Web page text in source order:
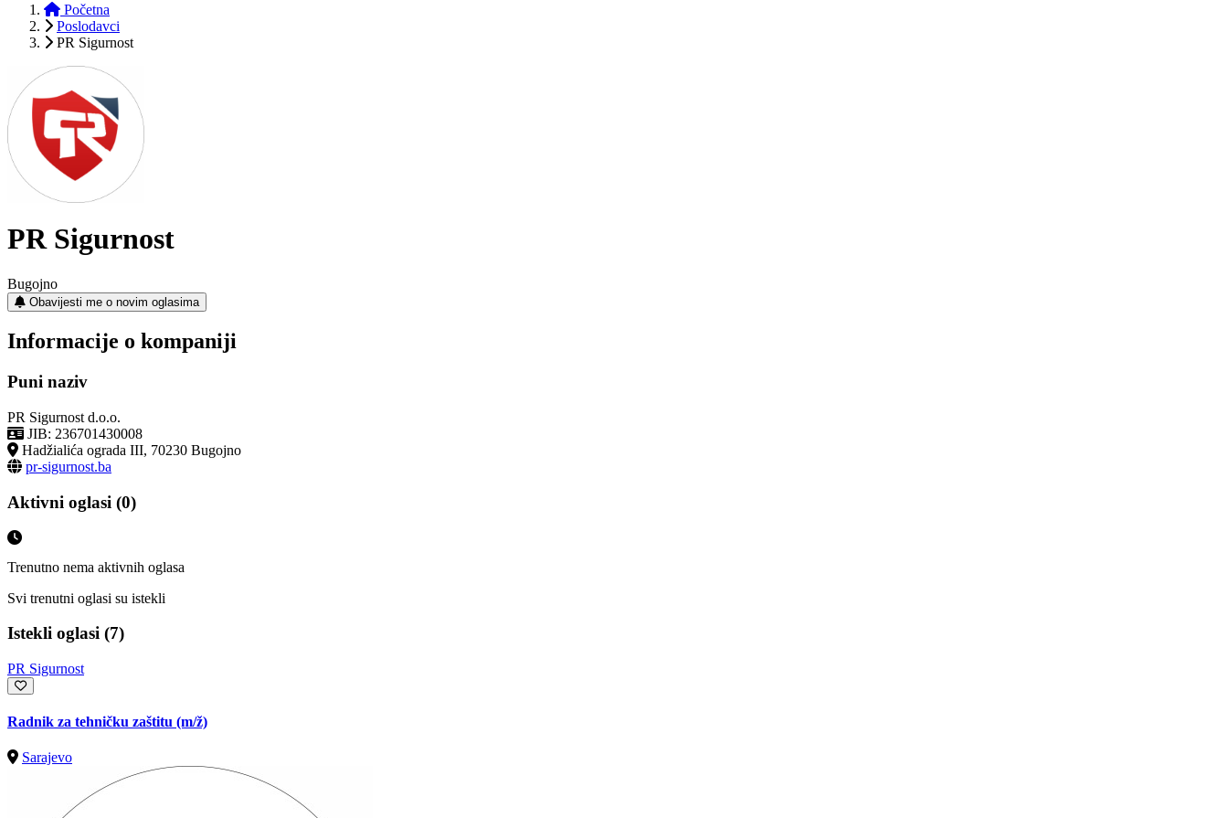
Početna
Poslodavci
PR Sigurnost
PR Sigurnost
Bugojno
Obavijesti me o novim oglasima
Informacije o kompaniji
Puni naziv
PR Sigurnost d.o.o.
JIB: 236701430008
Hadžialića ograda III, 70230 Bugojno
pr-sigurnost.ba
Aktivni oglasi (0)
Trenutno nema aktivnih oglasa
Svi trenutni oglasi su istekli
Istekli oglasi (7)
PR Sigurnost
Radnik za tehničku zaštitu (m/ž)
Sarajevo